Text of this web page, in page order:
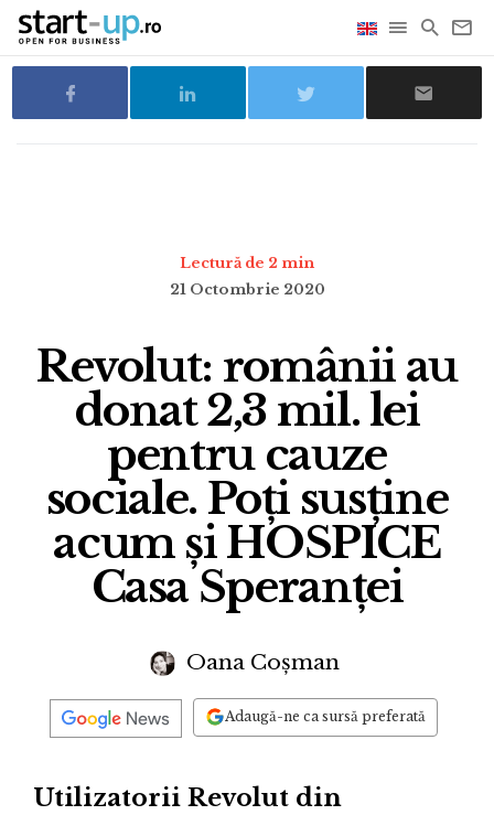
Lectură de 2 min
21 Octombrie 2020
Revolut: românii au
donat 2,3 mil. lei
pentru cauze
sociale. Poți susține
acum și HOSPICE
Casa Speranței
Oana Coșman
Adaugă-ne ca sursă preferată
Utilizatorii Revolut din